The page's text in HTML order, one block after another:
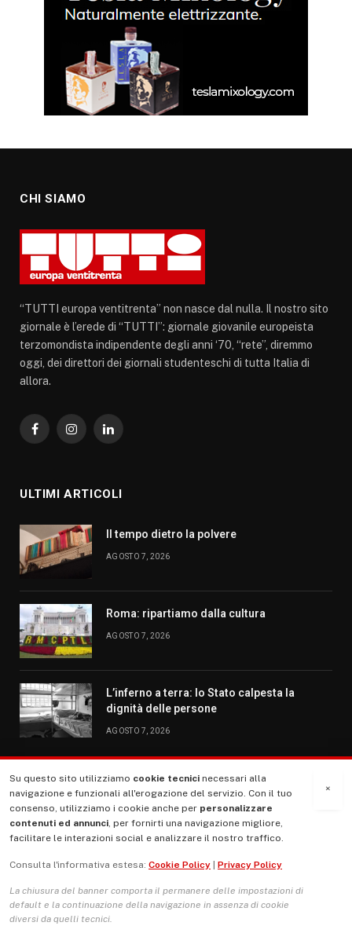
CHI SIAMO
“TUTTI europa ventitrenta” non nasce dal nulla. Il nostro sito
giornale è l’erede di “TUTTI”: giornale giovanile europeista
terzomondista indipendente degli anni ‘70, “rete”, diremmo
oggi, dei direttori dei giornali studenteschi di tutta Italia di
allora.
FacebookInstagramLinkedIn
ULTIMI ARTICOLI
Il tempo dietro la polvere
AGOSTO 7, 2026
Roma: ripartiamo dalla cultura
AGOSTO 7, 2026
L’inferno a terra: lo Stato calpesta la
dignità delle persone
AGOSTO 7, 2026
MENU
La Nostra Storia
Le Copertine
×
Su questo sito utilizziamo cookie tecnici necessari alla
navigazione e funzionali all'erogazione del servizio. Con il tuo
consenso, utilizziamo i cookie anche per personalizzare
contenuti ed annunci, per fornirti una navigazione migliore,
facilitare le interazioni social e analizzare il nostro traffico.
Consulta l'informativa estesa: Cookie Policy Privacy Policy
La chiusura del banner comporta il permanere delle impostazioni di
default e la continuazione della navigazione in assenza di cookie
diversi da quelli tecnici.